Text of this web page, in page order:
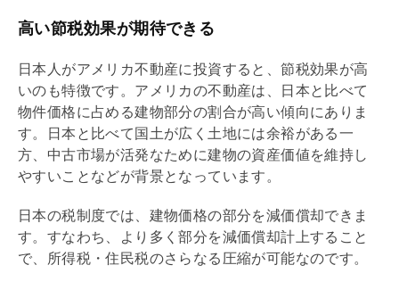
高い節税効果が期待できる
日本人がアメリカ不動産に投資すると、節税効果が高
いのも特徴です。アメリカの不動産は、日本と比べて
物件価格に占める建物部分の割合が高い傾向にありま
す。日本と比べて国土が広く土地には余裕がある一
方、中古市場が活発なために建物の資産価値を維持し
やすいことなどが背景となっています。
日本の税制度では、建物価格の部分を減価償却できま
す。すなわち、より多く部分を減価償却計上すること
で、所得税・住民税のさらなる圧縮が可能なのです。